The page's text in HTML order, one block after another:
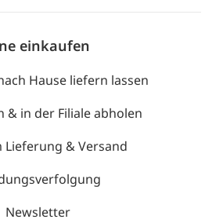
einkaufen
Hause liefern lassen
& in der Filiale abholen
Lieferung & Versand
Newsletter